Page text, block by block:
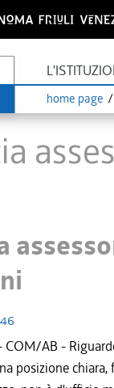
home page
COM/AB -
posizione